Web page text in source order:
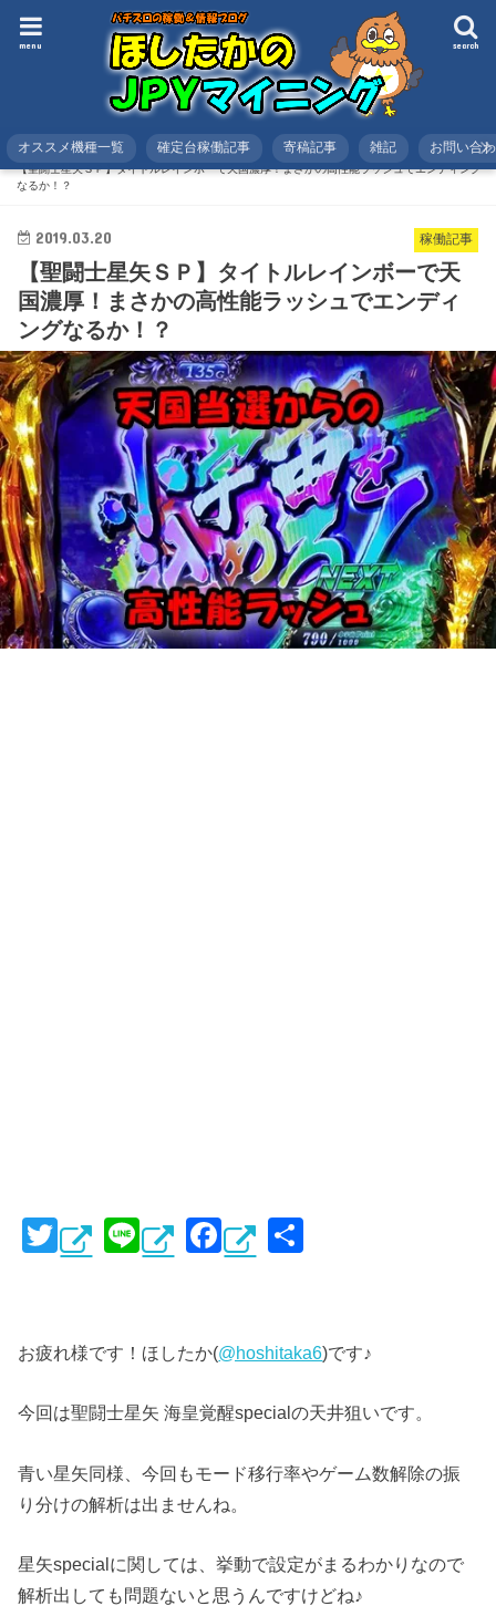
search
menu
オススメ機種一覧 確定台稼働記事 寄稿記事 雑記 お問い合
HOME スロット
稼働記事
【聖闘士星矢ＳＰ】タイトルレインボーで天国濃厚！まさかの高性能ラッシュでエンディング
なるか！？
稼働記事
2019.03.20
【聖闘士星矢ＳＰ】タイトルレインボーで天
国濃厚！まさかの高性能ラッシュでエンディ
ングなるか！？
T
wi
er
Li
n
F
a
e
o
k
お疲れ様です！ほしたか(@hoshitaka6)です♪
今回は聖闘士星矢 海皇覚醒specialの天井狙いです。
青い星矢同様、今回もモード移行率やゲーム数解除の振
り分けの解析は出ませんね。
星矢specialに関しては、挙動で設定がまるわかりなので
解析出しても問題ないと思うんですけどね♪